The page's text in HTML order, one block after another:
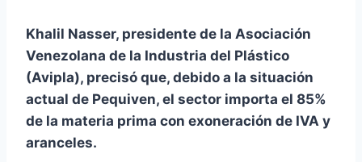
Khalil Nasser, presidente de la Asociación
Venezolana de la Industria del Plástico
(Avipla), precisó que, debido a la situación
actual de Pequiven, el sector importa el 85%
de la materia prima con exoneración de IVA y
aranceles.